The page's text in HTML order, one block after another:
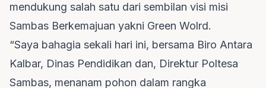
mendukung salah satu dari sembilan visi misi
Sambas Berkemajuan yakni Green Wolrd.
“Saya bahagia sekali hari ini, bersama Biro Antara
Kalbar, Dinas Pendidikan dan, Direktur Poltesa
Sambas, menanam pohon dalam rangka